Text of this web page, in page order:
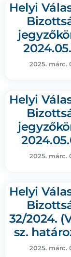
Helyi
2025. márc.
Helyi
2025. márc.
Helyi
32/2024.
sz.
2025. márc.